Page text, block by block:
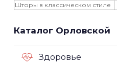
Шторы в классическом стиле
Каталог Орловской
Здоровье